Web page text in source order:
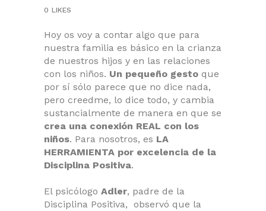
0 LIKES
Hoy os voy a contar algo que para
nuestra familia es básico en la crianza
de nuestros hijos y en las relaciones
con los niños. Un pequeño gesto que
por sí sólo parece que no dice nada,
pero creedme, lo dice todo, y cambia
sustancialmente de manera en que se
crea una conexión REAL con los
niños. Para nosotros, es LA
HERRAMIENTA por excelencia de la
Disciplina Positiva.
El psicólogo Adler, padre de la
Disciplina Positiva, observó que la